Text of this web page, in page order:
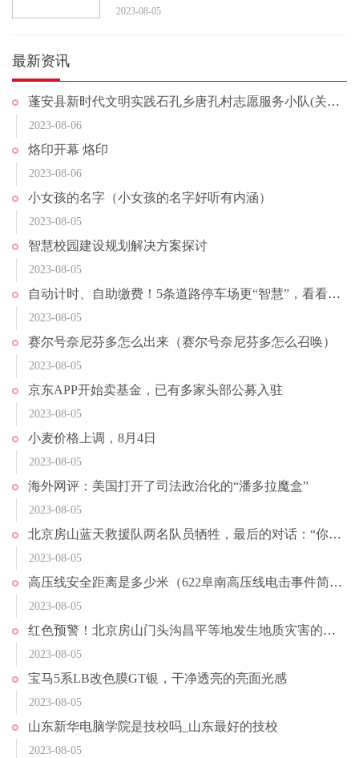
2023-08-05
最新资讯
蓬安县新时代文明实践石孔乡唐孔村志愿服务小队(关于蓬安县新时代文明实践石孔乡唐孔村志愿服务小队简述)
2023-08-06
烙印开幕 烙印
2023-08-06
小女孩的名字（小女孩的名字好听有内涵）
2023-08-05
智慧校园建设规划解决方案探讨
2023-08-05
自动计时、自助缴费！5条道路停车场更“智慧”，看看在哪
2023-08-05
赛尔号奈尼芬多怎么出来（赛尔号奈尼芬多怎么召唤）
2023-08-05
京东APP开始卖基金，已有多家头部公募入驻
2023-08-05
小麦价格上调，8月4日
2023-08-05
海外网评：美国打开了司法政治化的“潘多拉魔盒”
2023-08-05
北京房山蓝天救援队两名队员牺牲，最后的对话：“你把救生圈套上”，家属拒绝接受捐款：尊重他们的愿望
2023-08-05
高压线安全距离是多少米（622阜南高压线电击事件简介）
2023-08-05
红色预警！北京房山门头沟昌平等地发生地质灾害的风险很高
2023-08-05
宝马5系LB改色膜GT银，干净透亮的亮面光感
2023-08-05
山东新华电脑学院是技校吗_山东最好的技校
2023-08-05